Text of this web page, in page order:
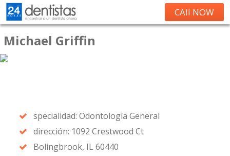
CAll NOW
Michael Griffin
specialidad: Odontología General
dirección: 1092 Crestwood Ct
Bolingbrook, IL 60440